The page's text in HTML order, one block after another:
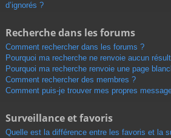
d’ignorés ?
Recherche dans les forums
Comment rechercher dans les forums ?
Pourquoi ma recherche ne renvoie aucun
Pourquoi ma recherche renvoie une page
Comment rechercher des membres ?
Comment puis-je trouver mes propres
Surveillance et favoris
Quelle est la différence entre les favoris et la